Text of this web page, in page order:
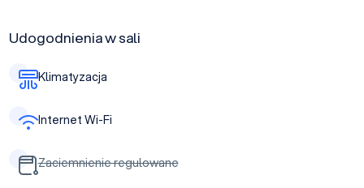
Udogodnienia w sali
Klimatyzacja
Internet Wi-Fi
Zaciemnienie regulowane